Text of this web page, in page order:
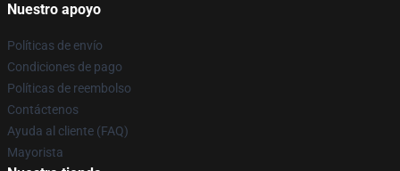
Nuestro apoyo
Políticas de envío
Condiciones de pago
Políticas de reembolso
Contáctenos
Ayuda al cliente (FAQ)
Mayorista